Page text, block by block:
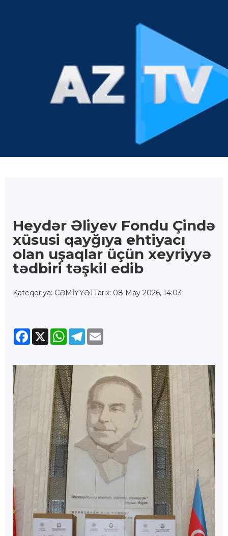
Heydər Əliyev Fondu Çində
xüsusi qayğıya ehtiyacı
olan uşaqlar üçün xeyriyyə
tədbiri təşkil edib
Kateqoriya: CƏMİYYƏTTarix: 08 May 2026, 14:03
Facebook
X WhatsApp
Telegram